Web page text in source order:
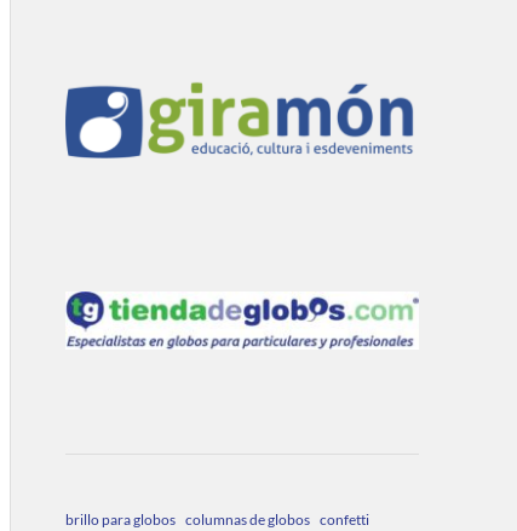
brillo para globos columnas de globos confetti